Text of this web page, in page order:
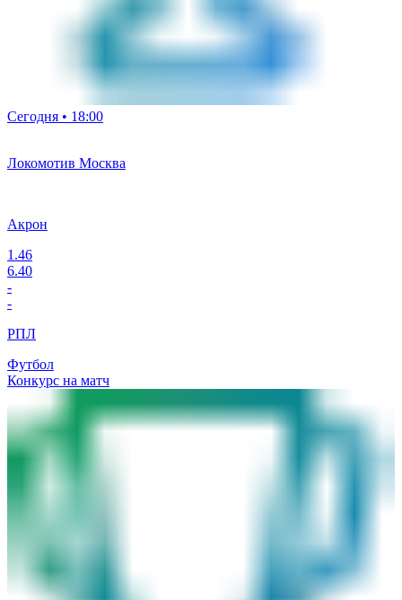
Сегодня • 18:00
Локомотив Москва
Акрон
1.46
6.40
-
-
РПЛ
Футбол
Конкурс на матч